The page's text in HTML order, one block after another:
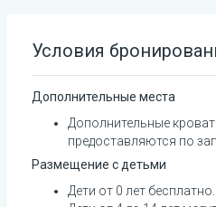
Условия
Дополнительные места
Дополнительные
предоставляются по
Размещение с детьми
Дети от 0 лет бесплатно.